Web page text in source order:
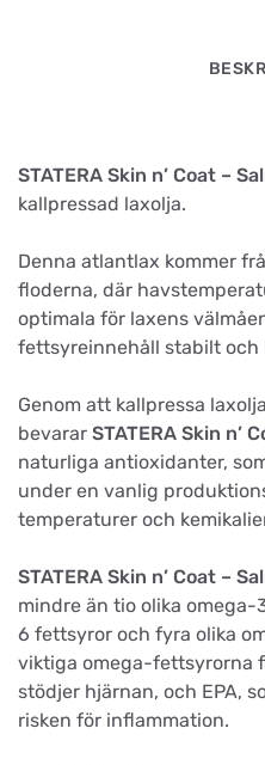
STATERA Skin n’ Coat –
kallpressad laxolja.
Denna atlantlax kommer
floderna, där
optimala för laxens
fettsyreinnehåll stabilt och
Genom att kallpressa
bevarar STATERA Skin n’
naturliga antioxidanter,
under en vanlig
temperaturer och
STATERA Skin n’ Coat –
mindre än tio olika
6 fettsyror och fyra olika
viktiga omega-fettsyrorna
stödjer hjärnan, och EPA,
risken för inflammation.